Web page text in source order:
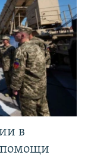
в
помощи